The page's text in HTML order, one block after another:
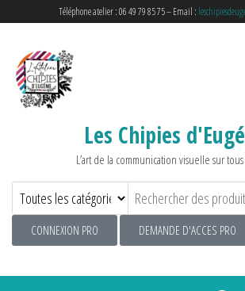
Téléphone atelier : 06 49 79 85 75 – Email :
Les Chipies
L’art de la communication visuelle sur
CONNEXION PRO DEMANDE D'ACCES PRO